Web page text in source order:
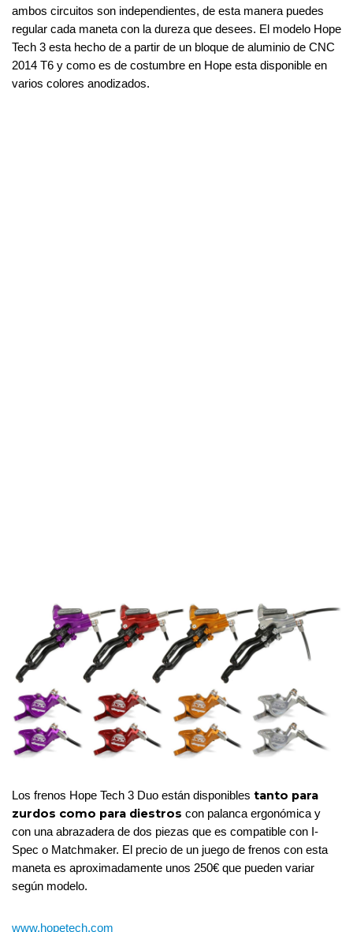
ambos circuitos son independientes, de esta manera puedes
regular cada maneta con la dureza que desees. El modelo Hope
Tech 3 esta hecho de a partir de un bloque de aluminio de CNC
2014 T6 y como es de costumbre en Hope esta disponible en
varios colores anodizados.
Los frenos Hope Tech 3 Duo están disponibles tanto para
zurdos como para diestros con palanca ergonómica y
con una abrazadera de dos piezas que es compatible con I-
Spec o Matchmaker. El precio de un juego de frenos con esta
maneta es aproximadamente unos 250€ que pueden variar
según modelo.
www.hopetech.com